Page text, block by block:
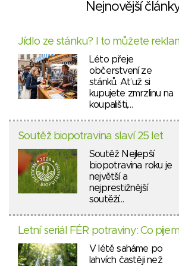
Nejnovější
Jídlo ze stánku? I to můžete
Léto přeje
občerstvení ze
stánků. Ať už si
kupujete zmrzlinu na
koupališti,…
Soutěž biopotravina slaví 25 let
Soutěž Nejlepší
biopotravina roku je
největší a
nejprestižnější
soutěží…
Letní seriál FÉR potraviny: Co
V létě saháme po
lahvích častěji než